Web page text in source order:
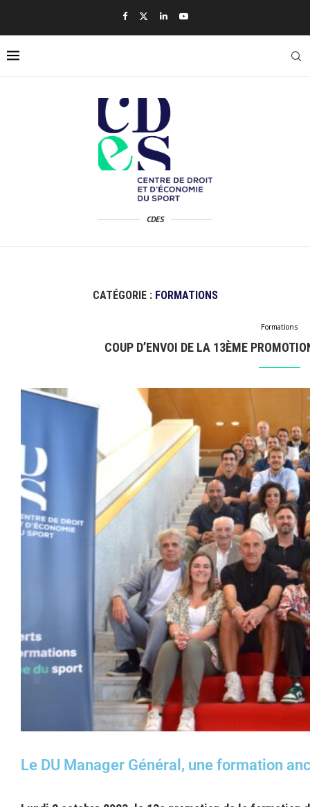
CDES
CATÉGORIE : FORMATIONS
Formations
COUP D’ENVOI DE LA 13ÈME
Le DU Manager Général, une formation